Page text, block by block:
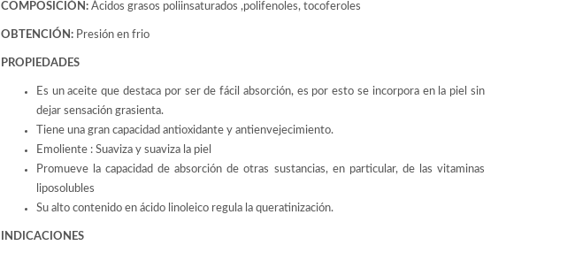
COMPOSICIÓN: Ácidos grasos poliinsaturados ,polifenoles, tocoferoles
OBTENCIÓN: Presión en frio
PROPIEDADES
Es un aceite que destaca por ser de fácil absorción, es por esto se incorpora en la piel sin
dejar sensación grasienta.
Tiene una gran capacidad antioxidante y antienvejecimiento.
Emoliente : Suaviza y suaviza la piel
Promueve la capacidad de absorción de otras sustancias, en particular, de las vitaminas
liposolubles
Su alto contenido en ácido linoleico regula la queratinización.
INDICACIONES